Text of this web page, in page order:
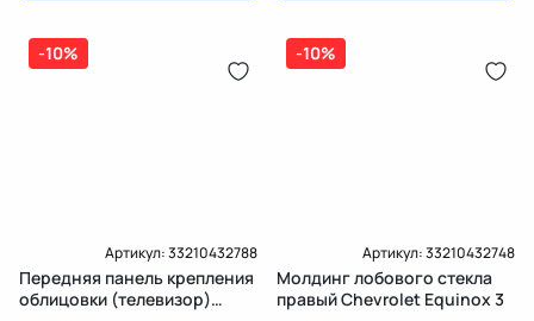
-10%
Артикул:33210432788
Передняя панель крепления
облицовки (телевизор)
-10%
Артикул:33210432748
Молдинг лобового стекла
правый Chevrolet Equinox 3